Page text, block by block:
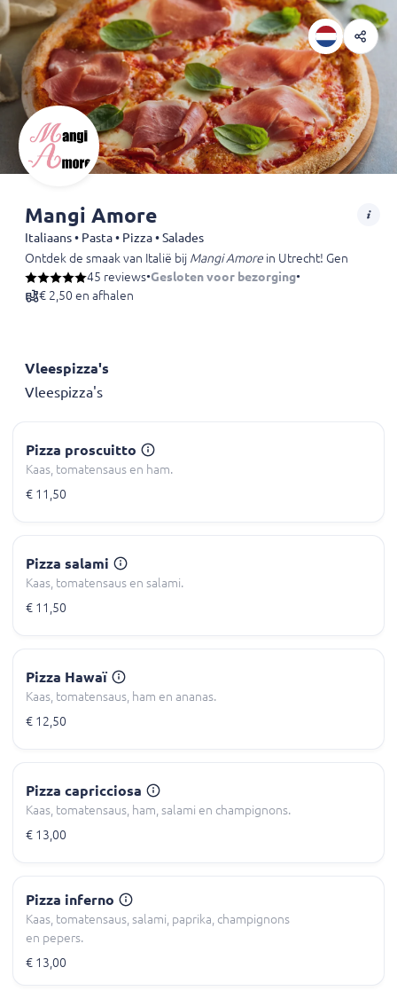
Mangi Amore
Italiaans • Pasta • Pizza • Salades
Ontdek de smaak van Italië bij Mangi Amore in Utrecht! Geniet van
45 reviews•Gesloten voor bezorging•
€ 2,50 en afhalen
Vleespizza's
Vleespizza's
Pizza proscuitto
Kaas, tomatensaus en ham.
€ 11,50
Pizza salami
Kaas, tomatensaus en salami.
€ 11,50
Pizza Hawaï
Kaas, tomatensaus, ham en ananas.
€ 12,50
Pizza capricciosa
Kaas, tomatensaus, ham, salami en champignons.
€ 13,00
Pizza inferno
Kaas, tomatensaus, salami, paprika, champignons
en pepers.
€ 13,00